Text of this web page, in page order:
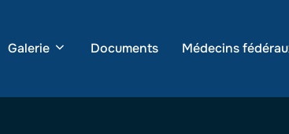
Galerie Documents Médecins